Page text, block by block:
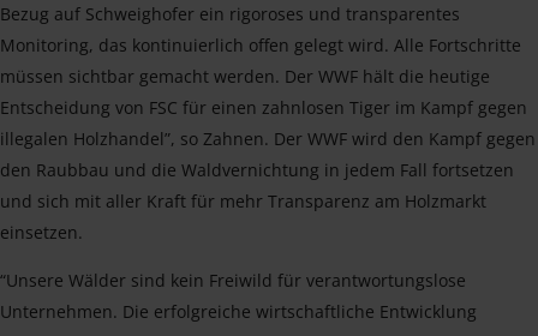
Bezug auf Schweighofer ein rigoroses und transparentes
Monitoring, das kontinuierlich offen gelegt wird. Alle Fortschritte
müssen sichtbar gemacht werden. Der WWF hält die heutige
Entscheidung von FSC für einen zahnlosen Tiger im Kampf gegen
illegalen Holzhandel”, so Zahnen. Der WWF wird den Kampf gegen
den Raubbau und die Waldvernichtung in jedem Fall fortsetzen
und sich mit aller Kraft für mehr Transparenz am Holzmarkt
einsetzen.
“Unsere Wälder sind kein Freiwild für verantwortungslose
Unternehmen. Die erfolgreiche wirtschaftliche Entwicklung